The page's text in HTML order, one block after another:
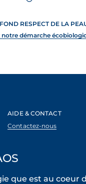
RESPECT DE LA
notre démarche
AIDE & CONTACT
Contactez-nous
que est au coeur